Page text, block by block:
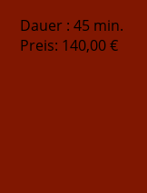
Dauer : 45 min.
Preis: 140,00 €